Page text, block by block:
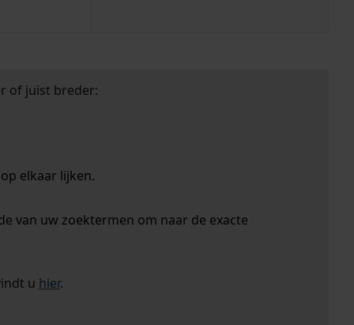
of juist breder:
elkaar lijken.
van uw zoektermen om naar de exacte
u hier.